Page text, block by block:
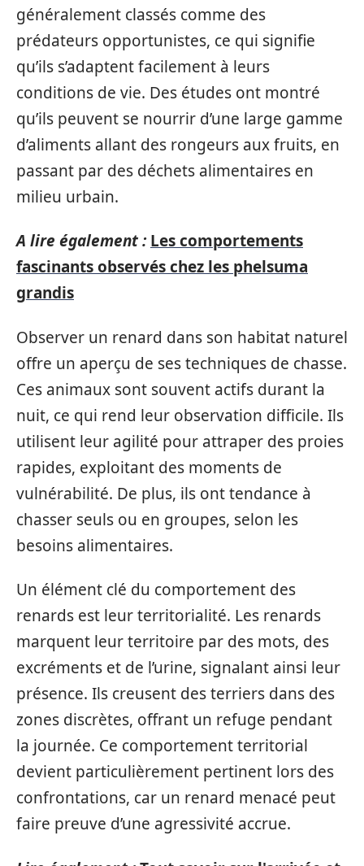
généralement classés comme des
prédateurs opportunistes, ce qui signifie
qu’ils s’adaptent facilement à leurs
conditions de vie. Des études ont montré
qu’ils peuvent se nourrir d’une large gamme
d’aliments allant des rongeurs aux fruits, en
passant par des déchets alimentaires en
milieu urbain.
A lire également : Les comportements
fascinants observés chez les phelsuma
grandis
Observer un renard dans son habitat naturel
offre un aperçu de ses techniques de chasse.
Ces animaux sont souvent actifs durant la
nuit, ce qui rend leur observation difficile. Ils
utilisent leur agilité pour attraper des proies
rapides, exploitant des moments de
vulnérabilité. De plus, ils ont tendance à
chasser seuls ou en groupes, selon les
besoins alimentaires.
Un élément clé du comportement des
renards est leur territorialité. Les renards
marquent leur territoire par des mots, des
excréments et de l’urine, signalant ainsi leur
présence. Ils creusent des terriers dans des
zones discrètes, offrant un refuge pendant
la journée. Ce comportement territorial
devient particulièrement pertinent lors des
confrontations, car un renard menacé peut
faire preuve d’une agressivité accrue.